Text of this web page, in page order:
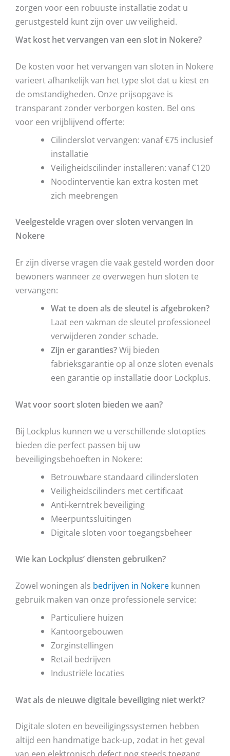
zorgen voor een robuuste installatie zodat u
gerustgesteld kunt zijn over uw veiligheid.
Wat kost het vervangen van een slot in Nokere?
De kosten voor het vervangen van sloten in Nokere
varieert afhankelijk van het type slot dat u kiest en
de omstandigheden. Onze prijsopgave is
transparant zonder verborgen kosten. Bel ons
voor een vrijblijvend offerte:
Cilinderslot vervangen: vanaf €75 inclusief
installatie
Veiligheidscilinder installeren: vanaf €120
Noodinterventie kan extra kosten met
zich meebrengen
Veelgestelde vragen over sloten vervangen in
Nokere
Er zijn diverse vragen die vaak gesteld worden door
bewoners wanneer ze overwegen hun sloten te
vervangen:
Wat te doen als de sleutel is afgebroken?
Laat een vakman de sleutel professioneel
verwijderen zonder schade.
Zijn er garanties?Wij bieden
fabrieksgarantie op al onze sloten evenals
een garantie op installatie door Lockplus.
Wat voor soort sloten bieden we aan?
Bij Lockplus kunnen we u verschillende slotopties
bieden die perfect passen bij uw
beveiligingsbehoeften in Nokere:
Betrouwbare standaard cilindersloten
Veiligheidscilinders met certificaat
Anti-kerntrek beveiliging
Meerpuntssluitingen
Digitale sloten voor toegangsbeheer
Wie kan Lockplus’ diensten gebruiken?
Zowel woningen als bedrijven in Nokere kunnen
gebruik maken van onze professionele service:
Particuliere huizen
Kantoorgebouwen
Zorginstellingen
Retail bedrijven
Industriële locaties
Wat als de nieuwe digitale beveiliging niet werkt?
Digitale sloten en beveiligingssystemen hebben
altijd een handmatige back-up, zodat in het geval